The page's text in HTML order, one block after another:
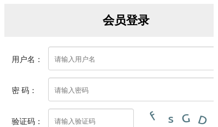
会员登录
用户名：
密 码：
验证码：